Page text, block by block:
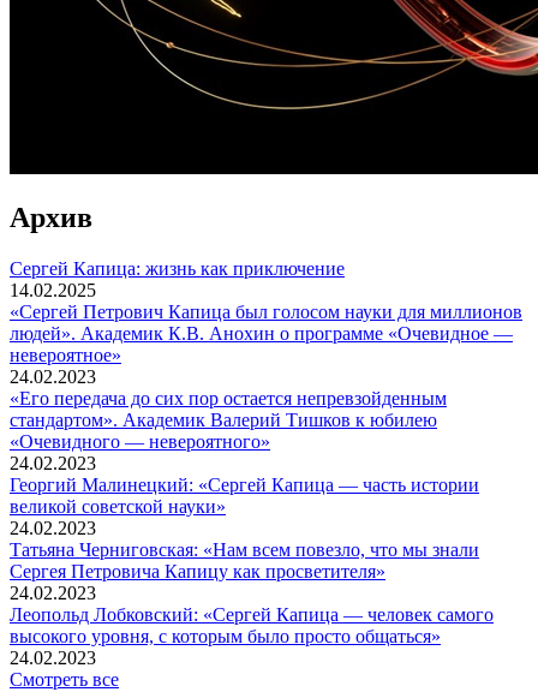
Архив
Сергей Капица: жизнь как приключение
14.02.2025
«Сергей Петрович Капица был голосом науки для миллионов
людей». Академик К.В. Анохин о программе «Очевидное —
невероятное»
24.02.2023
«Его передача до сих пор остается непревзойденным
стандартом». Академик Валерий Тишков к юбилею
«Очевидного — невероятного»
24.02.2023
Георгий Малинецкий: «Сергей Капица — часть истории
великой советской науки»
24.02.2023
Татьяна Черниговская: «Нам всем повезло, что мы знали
Сергея Петровича Капицу как просветителя»
24.02.2023
Леопольд Лобковский: «Сергей Капица — человек самого
высокого уровня, с которым было просто общаться»
24.02.2023
Смотреть все